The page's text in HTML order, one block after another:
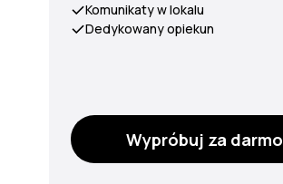
Komunikaty w lokalu
Dedykowany opiekun
Wypróbuj za darmo